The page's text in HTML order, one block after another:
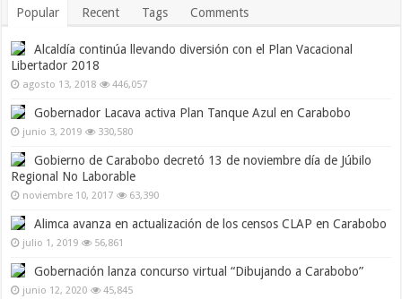
Popular Recent Tags Comments
Alcaldía continúa llevando diversión con el Plan Vacacional
Libertador 2018
agosto 13, 2018 446,057
Gobernador Lacava activa Plan Tanque Azul en Carabobo
junio 3, 2019 330,580
Gobierno de Carabobo decretó 13 de noviembre día de Júbilo
Regional No Laborable
noviembre 10, 2017 63,390
Alimca avanza en actualización de los censos CLAP en Carabobo
julio 1, 2019 56,861
Gobernación lanza concurso virtual “Dibujando a Carabobo”
junio 12, 2020 45,845